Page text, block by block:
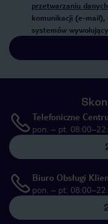
przetwarzaniu
komunikacji (e-
systemów
Telefoniczne
pon. – pt.
Biuro Obsługi
pon. – pt.